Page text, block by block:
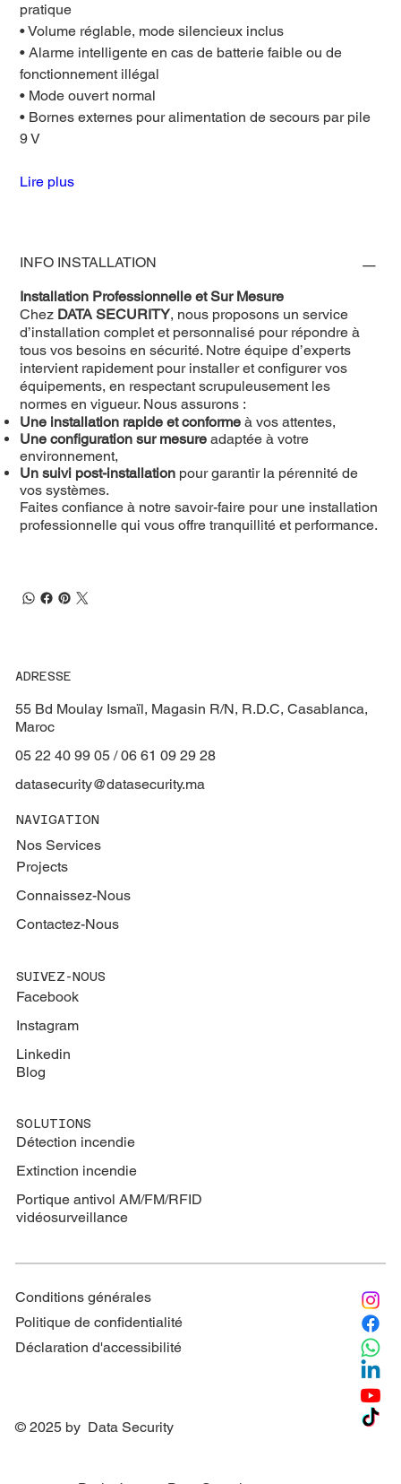
pratique
• Volume réglable, mode silencieux inclus
• Alarme intelligente en cas de batterie faible ou de
fonctionnement illégal
• Mode ouvert normal
• Bornes externes pour alimentation de secours par pile
9 V
Lire plus
INFO INSTALLATION
Installation Professionnelle et Sur Mesure
Chez DATA SECURITY, nous proposons un service
d’installation complet et personnalisé pour répondre à
tous vos besoins en sécurité. Notre équipe d’experts
intervient rapidement pour installer et configurer vos
équipements, en respectant scrupuleusement les
normes en vigueur. Nous assurons :
Une installation rapide et conforme à vos attentes,
Une configuration sur mesure adaptée à votre
environnement,
Un suivi post-installation pour garantir la pérennité de
vos systèmes.
Faites confiance à notre savoir-faire pour une installation
professionnelle qui vous offre tranquillité et performance.
ADRESSE
55 Bd Moulay Ismaïl, Magasin R/N, R.D.C, Casablanca,
Maroc
05 22 40 99 05 / 06 61 09 29 28
datasecurity@datasecurity.ma
NAVIGATION
Nos Services
Projects
Connaissez-Nous
Contactez-Nous
SUIVEZ-NOUS
Facebook
Instagram
Linkedin
Blog
SOLUTIONS
Détection incendie
Extinction incendie
Portique antivol AM/FM/RFID
vidéosurveillance
Conditions générales
Politique de confidentialité
Déclaration d'accessibilité
© 2025 by Data Security